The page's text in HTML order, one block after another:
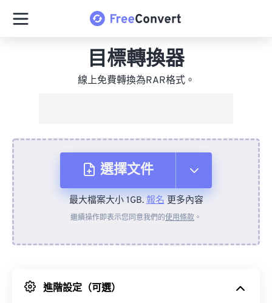
目標轉換器
線上免費轉換為RAR格式。
選擇文件
來自裝置
來自 Google 雲端硬碟
最大檔案大小 1GB.報名更多內容
繼續操作即表示您同意我們的使用條款 。
進階設定（可選）